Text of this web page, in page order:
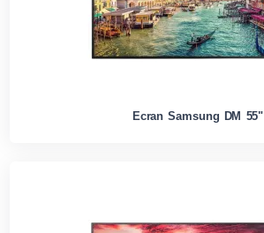
Ecran Samsung DM 55"